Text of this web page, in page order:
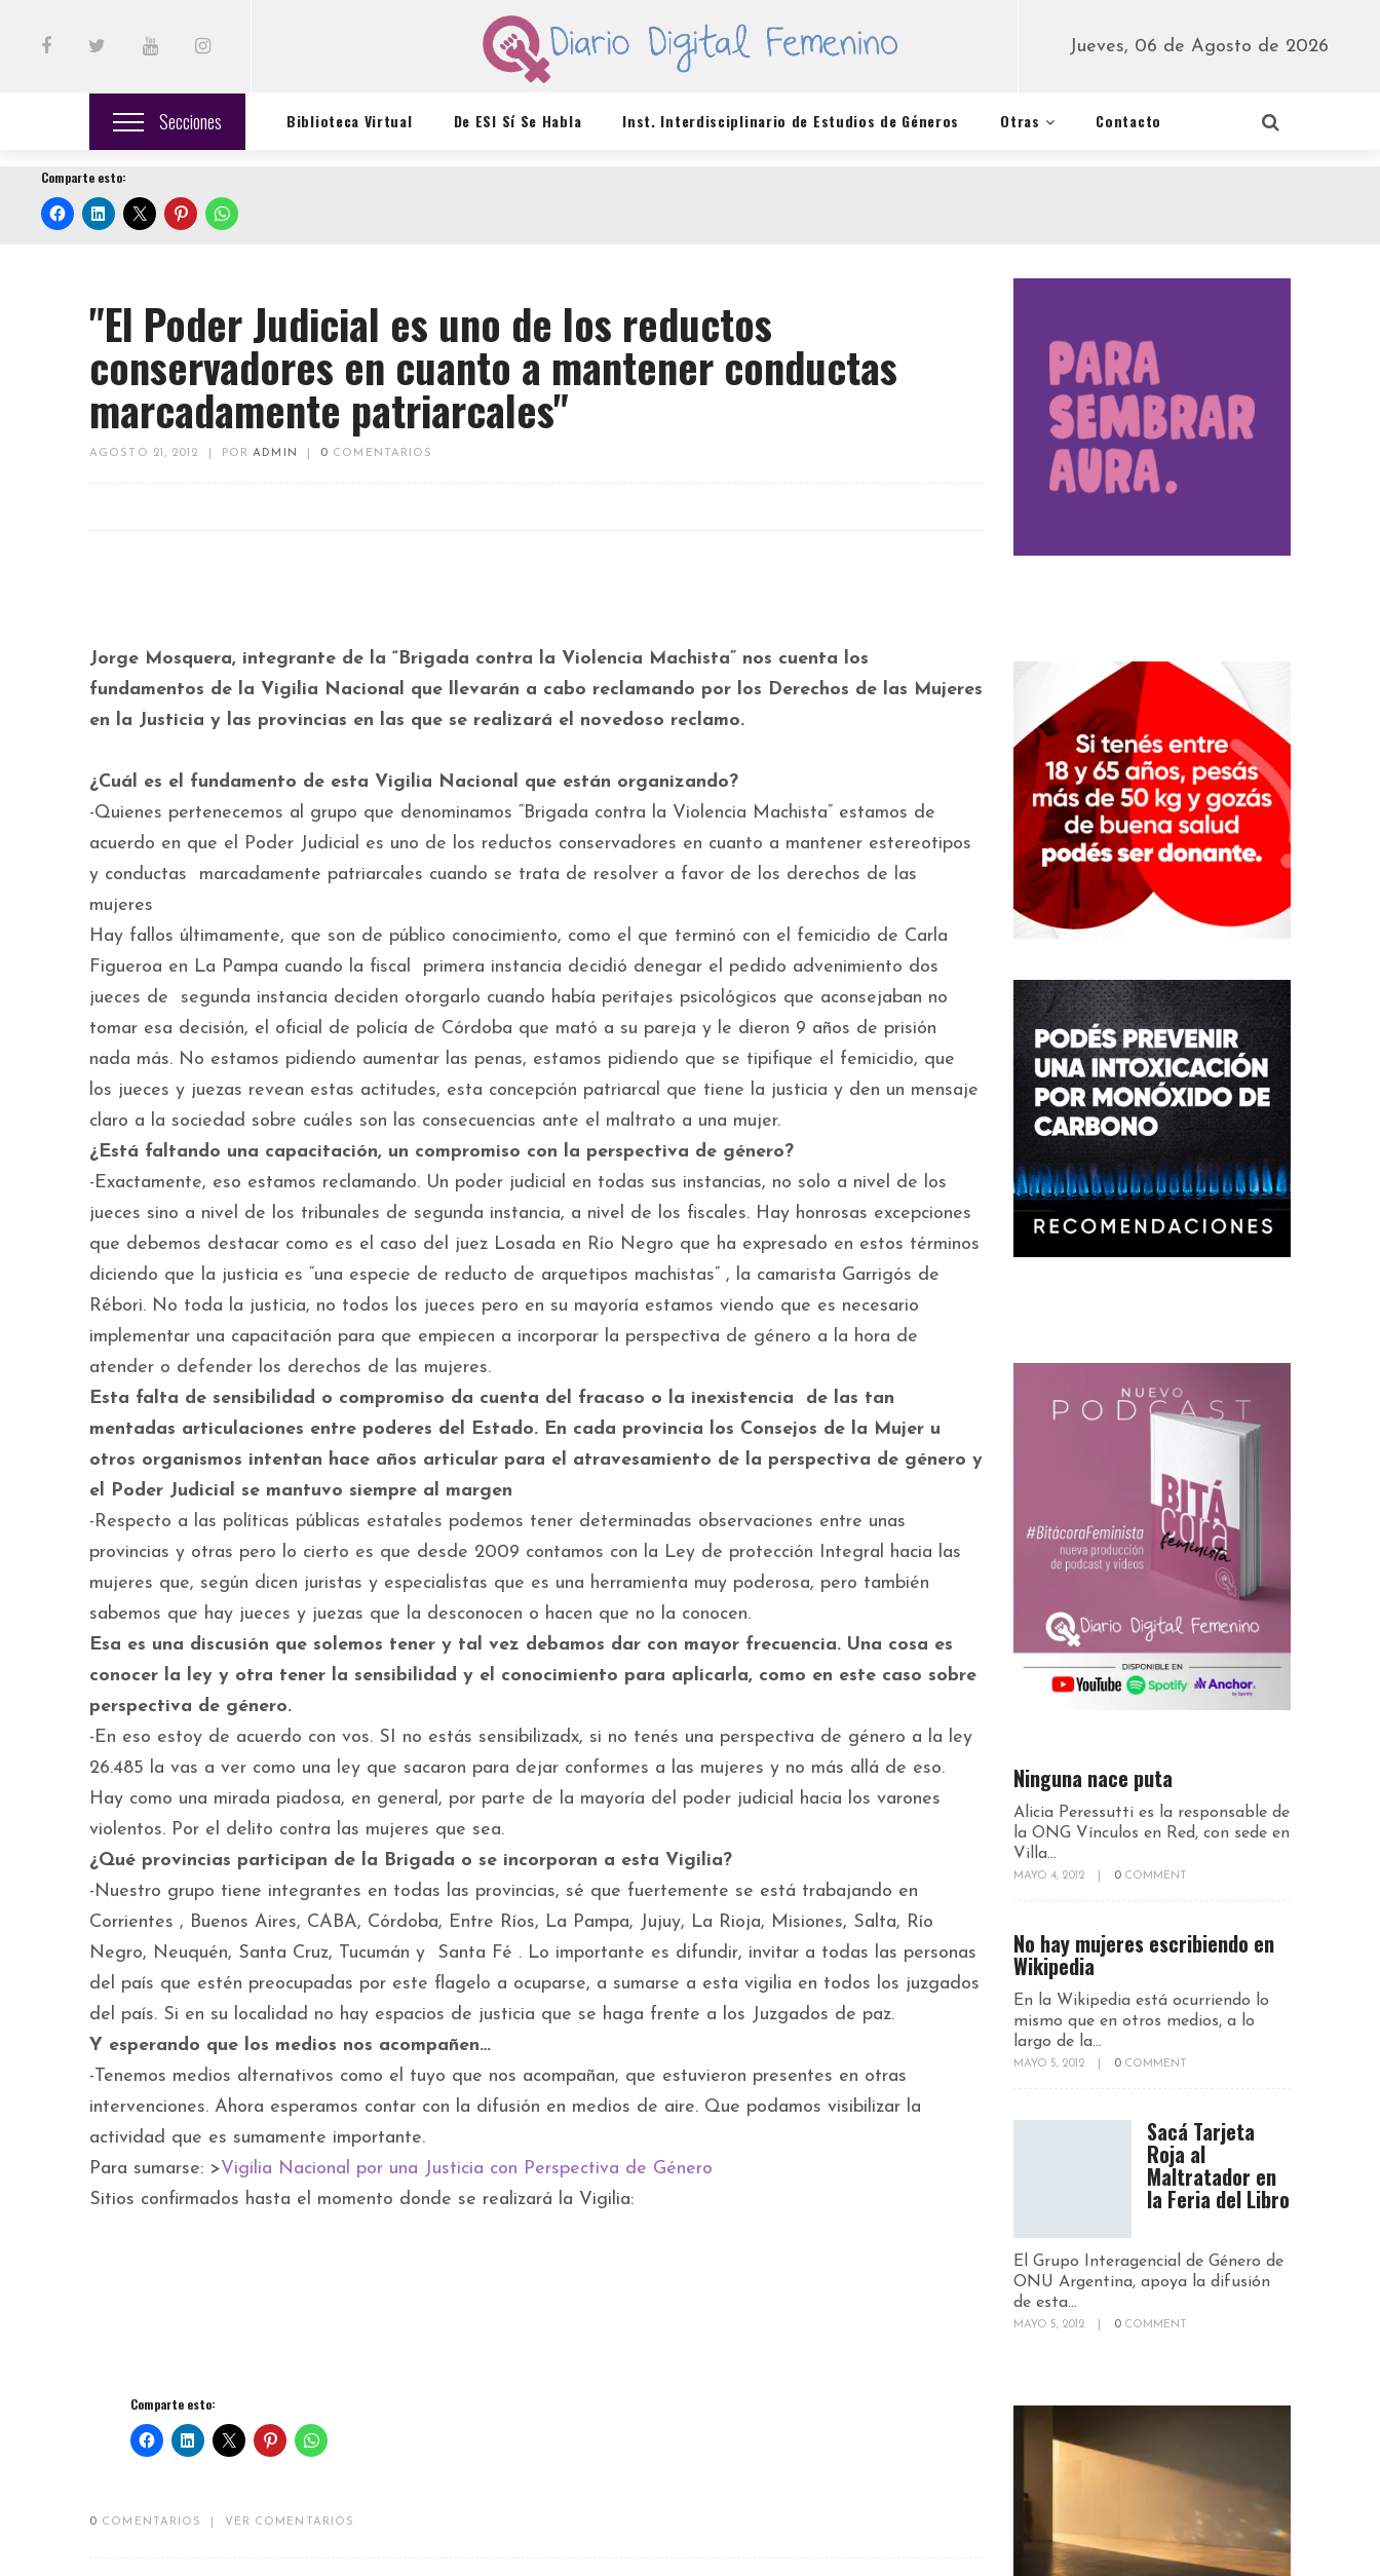
Jueves, 06 de Agosto de 2026
Secciones Biblioteca Virtual De ESI Sí Se Habla Inst. Interdisciplinario de Estudios de Géneros Otras Contacto
Comparte esto:
"El Poder Judicial es uno de los reductos
conservadores en cuanto a mantener conductas
marcadamente patriarcales"
AGOSTO 21, 2012 PORADMIN 0 COMENTARIOS
Jorge Mosquera, integrante de la “Brigada contra la Violencia Machista” nos cuenta los
fundamentos de la Vigilia Nacional que llevarán a cabo reclamando por los Derechos de las Mujeres
en la Justicia y las provincias en las que se realizará el novedoso reclamo.
¿Cuál es el fundamento de esta Vigilia Nacional que están organizando?
-Quienes pertenecemos al grupo que denominamos “Brigada contra la Violencia Machista” estamos de
acuerdo en que el Poder Judicial es uno de los reductos conservadores en cuanto a mantener estereotipos
y conductas marcadamente patriarcales cuando se trata de resolver a favor de los derechos de las
mujeres
Hay fallos últimamente, que son de público conocimiento, como el que terminó con el femicidio de Carla
Figueroa en La Pampa cuando la fiscal primera instancia decidió denegar el pedido advenimiento dos
jueces de segunda instancia deciden otorgarlo cuando había peritajes psicológicos que aconsejaban no
tomar esa decisión, el oficial de policía de Córdoba que mató a su pareja y le dieron 9 años de prisión
nada más. No estamos pidiendo aumentar las penas, estamos pidiendo que se tipifique el femicidio, que
los jueces y juezas revean estas actitudes, esta concepción patriarcal que tiene la justicia y den un mensaje
claro a la sociedad sobre cuáles son las consecuencias ante el maltrato a una mujer.
¿Está faltando una capacitación, un compromiso con la perspectiva de género?
-Exactamente, eso estamos reclamando. Un poder judicial en todas sus instancias, no solo a nivel de los
jueces sino a nivel de los tribunales de segunda instancia, a nivel de los fiscales. Hay honrosas excepciones
que debemos destacar como es el caso del juez Losada en Río Negro que ha expresado en estos términos
diciendo que la justicia es “una especie de reducto de arquetipos machistas” , la camarista Garrigós de
Rébori. No toda la justicia, no todos los jueces pero en su mayoría estamos viendo que es necesario
implementar una capacitación para que empiecen a incorporar la perspectiva de género a la hora de
atender o defender los derechos de las mujeres.
Esta falta de sensibilidad o compromiso da cuenta del fracaso o la inexistencia de las tan
mentadas articulaciones entre poderes del Estado. En cada provincia los Consejos de la Mujer u
otros organismos intentan hace años articular para el atravesamiento de la perspectiva de género y
el Poder Judicial se mantuvo siempre al margen
-Respecto a las políticas públicas estatales podemos tener determinadas observaciones entre unas
provincias y otras pero lo cierto es que desde 2009 contamos con la Ley de protección Integral hacia las
mujeres que, según dicen juristas y especialistas que es una herramienta muy poderosa, pero también
sabemos que hay jueces y juezas que la desconocen o hacen que no la conocen.
Esa es una discusión que solemos tener y tal vez debamos dar con mayor frecuencia. Una cosa es
conocer la ley y otra tener la sensibilidad y el conocimiento para aplicarla, como en este caso sobre
perspectiva de género.
-En eso estoy de acuerdo con vos. SI no estás sensibilizadx, si no tenés una perspectiva de género a la ley
26.485 la vas a ver como una ley que sacaron para dejar conformes a las mujeres y no más allá de eso.
Hay como una mirada piadosa, en general, por parte de la mayoría del poder judicial hacia los varones
violentos. Por el delito contra las mujeres que sea.
¿Qué provincias participan de la Brigada o se incorporan a esta Vigilia?
-Nuestro grupo tiene integrantes en todas las provincias, sé que fuertemente se está trabajando en
Corrientes , Buenos Aires, CABA, Córdoba, Entre Ríos, La Pampa, Jujuy, La Rioja, Misiones, Salta, Río
Negro, Neuquén, Santa Cruz, Tucumán y Santa Fé . Lo importante es difundir, invitar a todas las personas
del país que estén preocupadas por este flagelo a ocuparse, a sumarse a esta vigilia en todos los juzgados
del país. Si en su localidad no hay espacios de justicia que se haga frente a los Juzgados de paz.
Y esperando que los medios nos acompañen…
-Tenemos medios alternativos como el tuyo que nos acompañan, que estuvieron presentes en otras
intervenciones. Ahora esperamos contar con la difusión en medios de aire. Que podamos visibilizar la
actividad que es sumamente importante.
Para sumarse: >Vigilia Nacional por una Justicia con Perspectiva de Género
Sitios confirmados hasta el momento donde se realizará la Vigilia:
Comparte esto:
0 COMENTARIOS VER COMENTARIOS
Ninguna nace puta
Alicia Peressutti es la responsable de
la ONG Vínculos en Red, con sede en
Villa...
MAYO 4, 2012 0 COMMENT
No hay mujeres escribiendo en
Wikipedia
En la Wikipedia está ocurriendo lo
mismo que en otros medios, a lo
largo de la...
MAYO 5, 2012 0 COMMENT
Sacá Tarjeta
Roja al
Maltratador en
la Feria del Libro
El Grupo Interagencial de Género de
ONU Argentina, apoya la difusión
de esta...
MAYO 5, 2012 0 COMMENT